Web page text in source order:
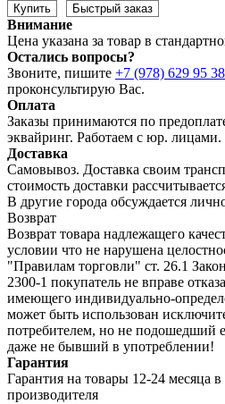
Купить Быстрый заказ
Внимание
Цена указана за товар в
Остались вопросы?
Звоните, пишите +7 (978) 629 95 38
проконсультирую Вас.
Оплата
Заказы принимаются по
эквайринг. Работаем с юр. лицами.
Доставка
Самовывоз. Доставка своим
стоимость доставки
В другие города обсуждается
Возврат
Возврат товара надлежащего
условии что не нарушена
"Правилам торговли" ст. 26.1
2300-1 покупатель не вправе
имеющего индивидуально-
может быть использован
потребителем, но не подошедший
даже не бывший в употреблении!
Гарантия
Гарантия на товары 12-24 месяца
производителя